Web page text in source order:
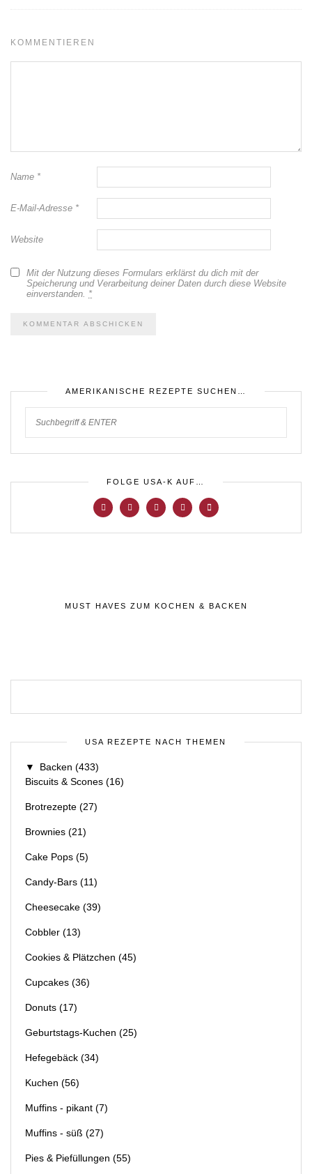
KOMMENTIEREN
Name *
E-Mail-Adresse *
Website
Mit der Nutzung dieses Formulars erklärst du dich mit der
Speicherung und Verarbeitung deiner Daten durch diese Website
einverstanden. *
AMERIKANISCHE REZEPTE SUCHEN…
FOLGE USA-K AUF…
MUST HAVES ZUM KOCHEN & BACKEN
USA REZEPTE NACH THEMEN
▼ Backen (433)
Biscuits & Scones (16)
Brotrezepte (27)
Brownies (21)
Cake Pops (5)
Candy-Bars (11)
Cheesecake (39)
Cobbler (13)
Cookies & Plätzchen (45)
Cupcakes (36)
Donuts (17)
Geburtstags-Kuchen (25)
Hefegebäck (34)
Kuchen (56)
Muffins - pikant (7)
Muffins - süß (27)
Pies & Piefüllungen (55)